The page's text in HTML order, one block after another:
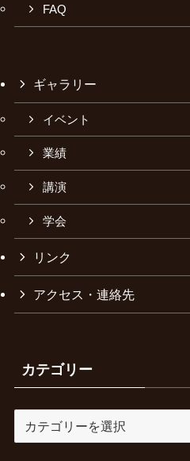
FAQ
ギャラリー
イベント
業績
講演
学会
リンク
アクセス・連絡先
カテゴリー
テ